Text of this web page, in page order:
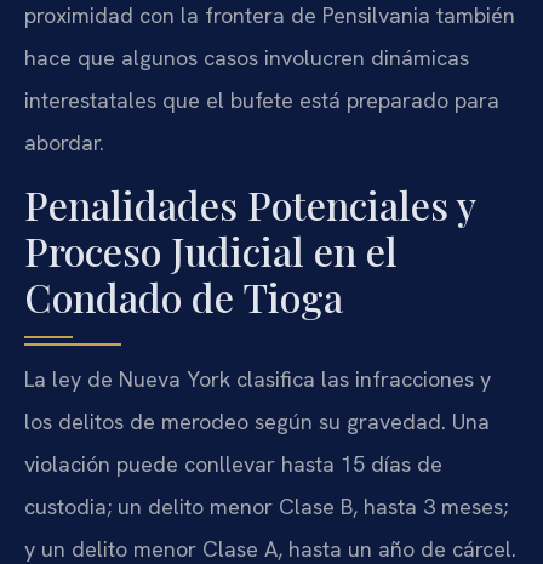
proximidad con la frontera de Pensilvania también
hace que algunos casos involucren dinámicas
interestatales que el bufete está preparado para
abordar.
Penalidades Potenciales y
Proceso Judicial en el
Condado de Tioga
La ley de Nueva York clasifica las infracciones y
los delitos de merodeo según su gravedad. Una
violación puede conllevar hasta 15 días de
custodia; un delito menor Clase B, hasta 3 meses;
y un delito menor Clase A, hasta un año de cárcel.